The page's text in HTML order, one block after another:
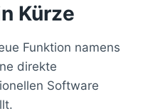
Kürze
Funktion namens
direkte
Software